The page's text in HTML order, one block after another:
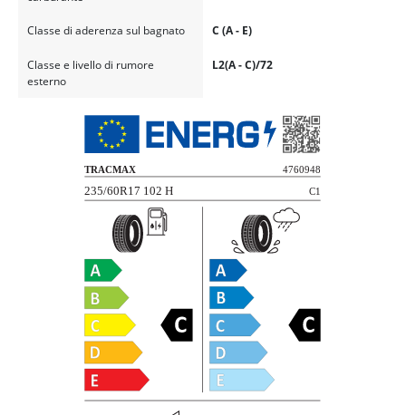
Classe di aderenza sul bagnato C (A - E)
Classe e livello di rumore
esterno
L2(A - C)/72